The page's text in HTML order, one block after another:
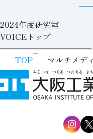
2024年度研究室
VOICEトップ
TOP
マルチメデ